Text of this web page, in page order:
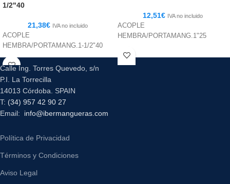
1/2"40
21,38€ IVA no incluido
ACOPLE
HEMBRA/PORTAMANG.1-1/2"40
12,51€ IVA no incluido
ACOPLE
HEMBRA/PORTAMANG.1"25
Calle Ing. Torres Quevedo, s/n
P.I. La Torrecilla
14013 Córdoba. SPAIN
T: (34) 957 42 90 27
Email: info@ibermangueras.com
Política de Privacidad
Términos y Condiciones
Aviso Legal